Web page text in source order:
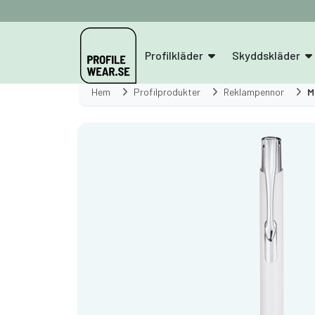
Profilkläder Skyddskläder
Hem Profilprodukter Reklampennor